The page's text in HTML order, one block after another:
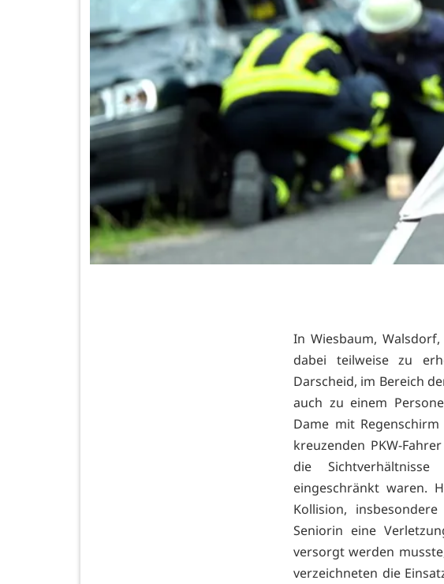
In Wiesbaum,
dabei teilweise zu
Darscheid, im Bereich
auch zu einem
Dame mit
kreuzenden PKW-
die
eingeschränkt waren.
Kollision,
Seniorin eine
versorgt werden
verzeichneten die